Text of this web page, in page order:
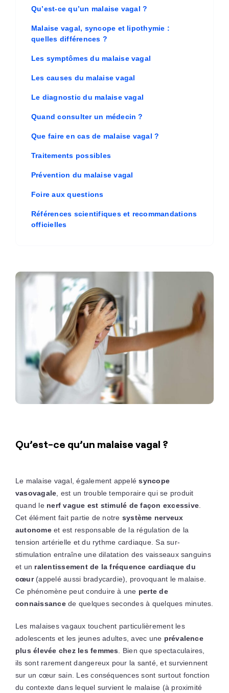
Qu’est-ce qu’un malaise vagal ?
Malaise vagal, syncope et lipothymie :
quelles différences ?
Les symptômes du malaise vagal
Les causes du malaise vagal
Le diagnostic du malaise vagal
Quand consulter un médecin ?
Que faire en cas de malaise vagal ?
Traitements possibles
Prévention du malaise vagal
Foire aux questions
Références scientifiques et recommandations
officielles
Qu’est-ce qu’un malaise vagal ?
Le malaise vagal, également appelésyncope
vasovagale , est un trouble temporaire qui se produit
quand le nerf vague est stimulé de façon excessive
Cet élément fait partie de notre système nerveux
autonomeet est responsable de la régulation de la
tension artérielle et du rythme cardiaque. Sa sur-
stimulation entraîne une dilatation des vaisseaux sanguins
et un ralentissement de la fréquence cardiaque du
cœur (appelé aussi bradycardie), provoquant le malaise.
Ce phénomène peut conduire à une perte de
connaissancede quelques secondes à quelques minutes.
Les malaises vagaux touchent particulièrement les
adolescents et les jeunes adultes, avec une prévalence
plus élevée chez les femmes . Bien que spectaculaires,
ils sont rarement dangereux pour la santé, et surviennent
sur un cœur sain. Les conséquences sont surtout fonction
du contexte dans lequel survient le malaise (à proximité